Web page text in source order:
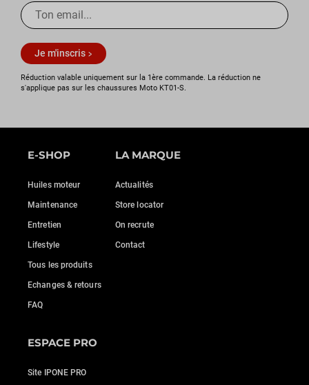
Je m'inscris
Réduction valable uniquement sur la 1ère commande. La réduction ne
s'applique pas sur les chaussures Moto KT01-S.
E-SHOP
Huiles moteur
Maintenance
Entretien
Lifestyle
Tous les produits
Echanges & retours
FAQ
LA MARQUE
Actualités
Store locator
On recrute
Contact
ESPACE PRO
Site IPONE PRO